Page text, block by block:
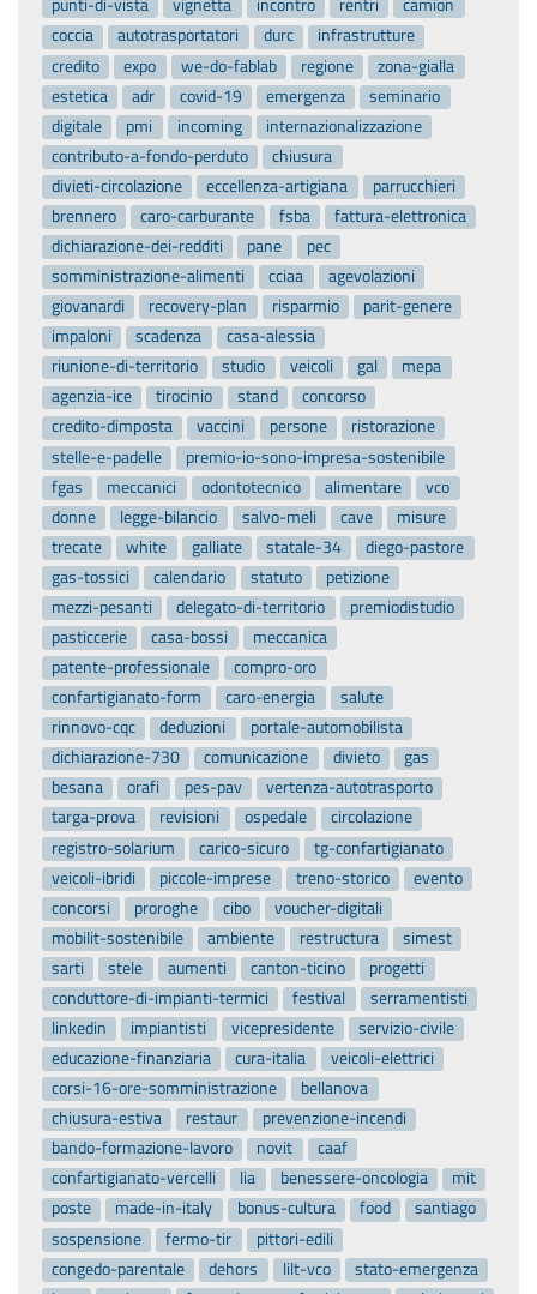
punti-di-vista
vignetta incontro rentri
camion
coccia
autotrasportatori durc
infrastrutture
credito
expo we-do-fablab regione
zona-gialla
estetica
adr covid-19 emergenza
seminario
digitale
pmi incoming
internazionalizzazione
contributo-a-fondo-perduto
chiusura
divieti-circolazione
eccellenza-artigiana
parrucchieri
brennero
caro-carburante fsba
fattura-elettronica
dichiarazione-dei-redditi
pane
pec
somministrazione-alimenti
cciaa
agevolazioni
giovanardi
recovery-plan risparmio
parit-genere
impaloni
scadenza
casa-alessia
riunione-di-territorio
studio veicoli gal
mepa
agenzia-ice
tirocinio stand
concorso
credito-dimposta
vaccini persone
ristorazione
stelle-e-padelle
premio-io-sono-impresa-sostenibile
fgas
meccanici odontotecnico alimentare
vco
donne
legge-bilancio salvo-meli cave
misure
trecate
white galliate statale-34
diego-pastore
gas-tossici
calendario statuto
petizione
mezzi-pesanti
delegato-di-territorio
premiodistudio
pasticcerie
casa-bossi
meccanica
patente-professionale
compro-oro
confartigianato-form
caro-energia
salute
rinnovo-cqc
deduzioni
portale-automobilista
dichiarazione-730
comunicazione divieto
gas
besana
orafi pes-pav
vertenza-autotrasporto
targa-prova
revisioni ospedale
circolazione
registro-solarium
carico-sicuro
tg-confartigianato
veicoli-ibridi
piccole-imprese treno-storico
evento
concorsi
proroghe cibo
voucher-digitali
mobilit-sostenibile
ambiente restructura
simest
sarti
stele aumenti canton-ticino
progetti
conduttore-di-impianti-termici
festival
serramentisti
linkedin
impiantisti vicepresidente
servizio-civile
educazione-finanziaria
cura-italia
veicoli-elettrici
corsi-16-ore-somministrazione
bellanova
chiusura-estiva
restaur
prevenzione-incendi
bando-formazione-lavoro
novit
caaf
confartigianato-vercelli
lia benessere-oncologia
mit
poste
made-in-italy bonus-cultura food
santiago
sospensione
fermo-tir
pittori-edili
congedo-parentale
dehors lilt-vco
stato-emergenza